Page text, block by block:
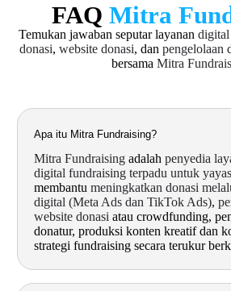
FAQ Mitra
Temukan jawaban seputar layanan
donasi, website donasi, dan pengelolaan
bersama Mitra
Apa itu Mitra Fundraising?
Mitra Fundraising adalahpenyedia
digital fundraising terpadu untuk
membantumeningkatkan donasi
digital (Meta Ads dan TikTok Ads),
website donasi atau crowdfunding,
donatur, produksi konten kreatif dan
strategi fundraising secara terukur